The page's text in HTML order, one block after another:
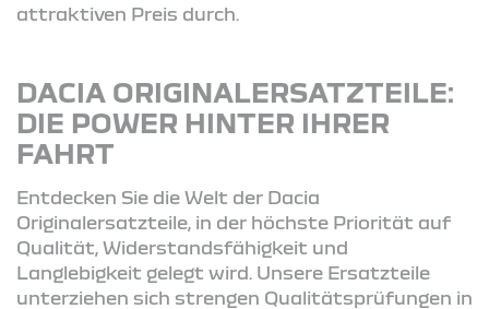
attraktiven Preis durch.
DACIA ORIGINALERSATZTEILE:
DIE POWER HINTER IHRER
FAHRT
Entdecken Sie die Welt der Dacia
Originalersatzteile, in der höchste Priorität auf
Qualität, Widerstandsfähigkeit und
Langlebigkeit gelegt wird. Unsere Ersatzteile
unterziehen sich strengen Qualitätsprüfungen in